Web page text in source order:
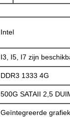
Intel
I3, I5, I7 zijn
DDR3 1333 4G
500G SATAII 2,5
Geïntegreerde